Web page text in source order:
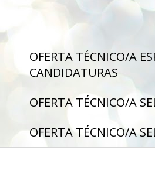
OFERTA TÉCNICO/A
CANDIDATURAS
OFERTA TÉCNICO/A
OFERTA TÉCNICO/A